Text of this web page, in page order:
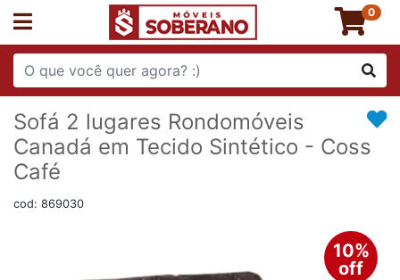
0
Sofá 2 lugares Rondomóveis
Canadá em Tecido Sintético - Coss
Café
cod: 869030
10%
off